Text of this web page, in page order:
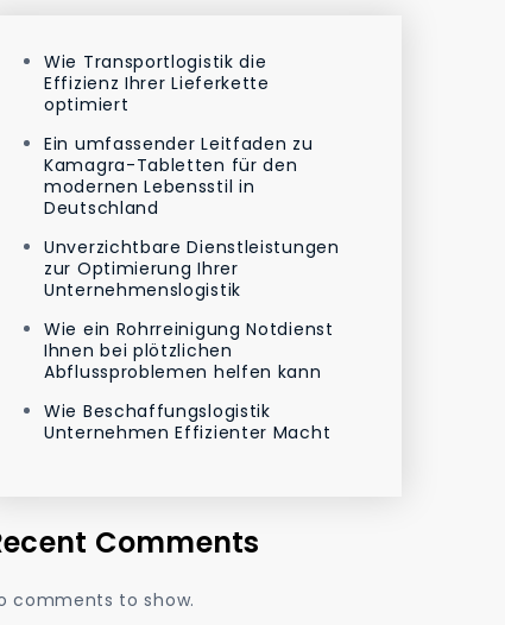
Wie Transportlogistik die
Effizienz Ihrer Lieferkette
optimiert
Ein umfassender Leitfaden zu
Kamagra-Tabletten für den
modernen Lebensstil in
Deutschland
Unverzichtbare Dienstleistungen
zur Optimierung Ihrer
Unternehmenslogistik
Wie ein Rohrreinigung Notdienst
Ihnen bei plötzlichen
Abflussproblemen helfen kann
Wie Beschaffungslogistik
Unternehmen Effizienter Macht
Comments
comments to show.